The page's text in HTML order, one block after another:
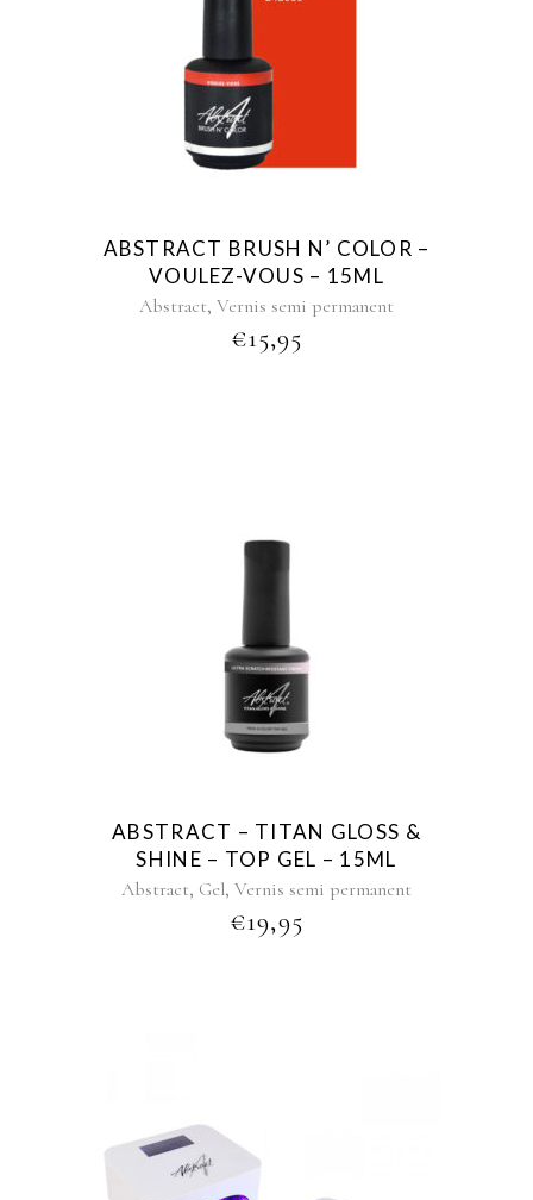
ABSTRACT BRUSH N’ COLOR –
VOULEZ-VOUS – 15ML
Abstract, Vernis semi permanent
€15,95
ABSTRACT – TITAN GLOSS &
SHINE – TOP GEL – 15ML
Abstract, Gel, Vernis semi permanent
€19,95